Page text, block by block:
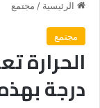
الرئيسية / مجتمع
مجتمع
درجة